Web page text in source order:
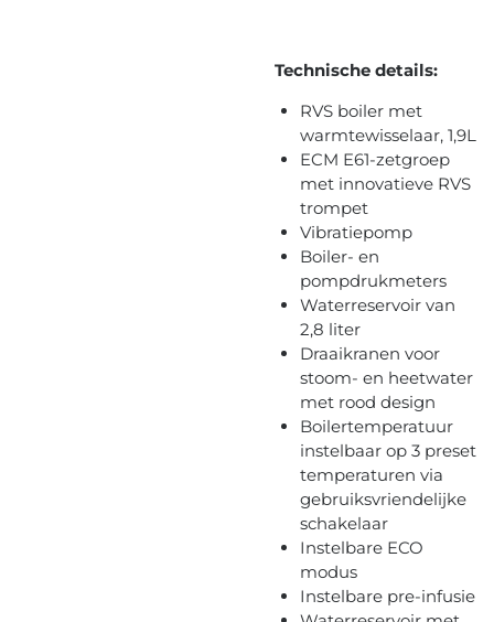
Technische details:
RVS boiler met
warmtewisselaar, 1,9L
ECM E61-zetgroep
met innovatieve RVS
trompet
Vibratiepomp
Boiler- en
pompdrukmeters
Waterreservoir van
2,8 liter
Draaikranen voor
stoom- en heetwater
met rood design
Boilertemperatuur
instelbaar op 3 preset
temperaturen via
gebruiksvriendelijke
schakelaar
Instelbare ECO
modus
Instelbare pre-infusie